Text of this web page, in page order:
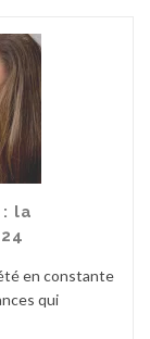
la
en constante
qui